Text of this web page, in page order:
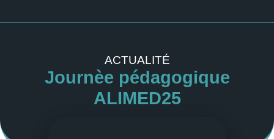
ACTUALITÉ
Journèe pédagogique
ALIMED25